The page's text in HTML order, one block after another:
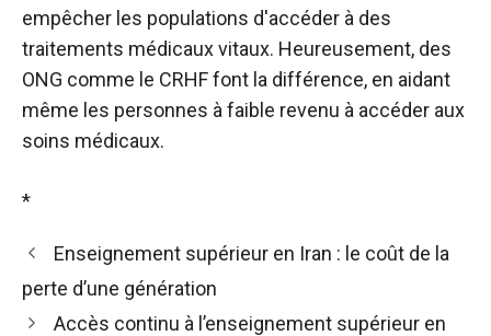
empêcher les populations d'accéder à des
traitements médicaux vitaux. Heureusement, des
ONG comme le CRHF font la différence, en aidant
même les personnes à faible revenu à accéder aux
soins médicaux.
*
Enseignement supérieur en Iran : le coût de la
perte d’une génération
Accès continu à l’enseignement supérieur en